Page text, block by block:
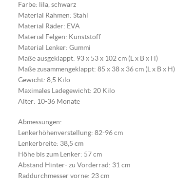
Farbe: lila, schwarz
Material Rahmen: Stahl
Material Räder: EVA
Material Felgen: Kunststoff
Material Lenker: Gummi
Maße ausgeklappt: 93 x 53 x 102 cm (L x B x H)
Maße zusammengeklappt: 85 x 38 x 36 cm (L x B x H)
Gewicht: 8,5 Kilo
Maximales Ladegewicht: 20 Kilo
Alter: 10-36 Monate
Abmessungen:
Lenkerhöhenverstellung: 82-96 cm
Lenkerbreite: 38,5 cm
Höhe bis zum Lenker: 57 cm
Abstand Hinter- zu Vorderrad: 31 cm
Raddurchmesser vorne: 23 cm